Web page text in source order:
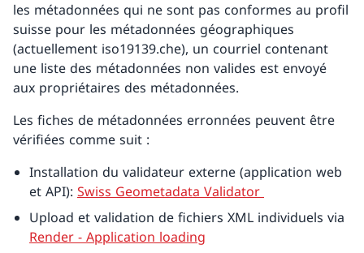
les métadonnées qui ne sont pas conformes au profil
suisse pour les métadonnées géographiques
(actuellement iso19139.che), un courriel contenant
une liste des métadonnées non valides est envoyé
aux propriétaires des métadonnées.
Les fiches de métadonnées erronnées peuvent être
vérifiées comme suit :
Installation du validateur externe (application web
et API): Swiss Geometadata Validator
Upload et validation de fichiers XML individuels via
Render - Application loading